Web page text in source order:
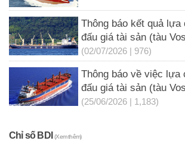
Thông báo kết quả lựa
đấu giá tài sản (tàu
(02/07/2026 | 976)
Thông báo về việc lựa
đấu giá tài sản (tàu
(25/06/2026 | 1,183)
Chỉ số BDI(Xem thêm)